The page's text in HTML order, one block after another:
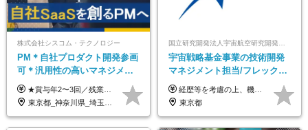
株式会社シスコム・テクノロジー
PM＊自社プロダクト開発参画
可＊汎用性の高いマネジメン
トスキル＊年収1000万以上可
★賞与年2〜3回／残業代全額支給／子ども手当（月1万円）／誕生日手当（年1回1万円）★ ＜初年度の想定年収:600万円～800万円＞ 月給50万7000円～70万4000円＋賞与年2回＋決算賞与 ※経験・能力を考慮のうえ決定します。 ※専門性を高めながらチームを牽引する「プロジェクト推進力」を高く評価し、給与へダイレクトに反映します。 ※試用期間6ヶ月（待遇変動なし） 年収800万円以上も⽬指せます。 経験・スキル・前職給与を最大限に考慮し、 ご納得いただける条件を提示します。 【賞与】 年2〜3回支給（7月・12月＋業績により決算賞与） 当社では、目の前の案件による固定報酬だけが評価の全てではありません。 メンバー育成、現場でのポジション拡大、 ナレッジの共有、そして組織づくりへの参画など、 「会社への貢献度（ビジネスプロセス）」 を昇給・賞与へダイレクトに反映しています。 専門性を高める「技術」と、チームを前進させる「プロジェクト推進」。 この両輪を回すことで、確かなスキル成長と年収アップを同時に実現できる環境です。
東京都_神奈川県_埼玉県_千葉県
宇宙戦略基金事業の技術開発
マネジメント担当/フレックス
制/リモート活用/異業種出身者
歓迎/国家プロジェクト
経歴等を考慮の上、機構の規定により決定します。 ＜大学卒業後、正規社員として民間企業に3年勤務した場合＞ ・月給30万円以上 ・年収470万円以上 年収概算を試算する場合は以下をご確認ください。 https://www.jaxa.jp/about/employ/trial_j.html ■昇給年1回、賞与年2回 ■諸手当（住居手当、通勤手当他） ■退職金制度あり ※年収470万円～ ※超過勤務分は別途支給します。 ※6ヶ月の試用期間あり。その間の待遇・給与に差異はありません。
東京都